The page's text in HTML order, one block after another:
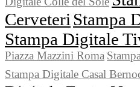
Cerveteri Stampa
Stampa Digitale
Piazza Mazzini Roma
Stampa Digitale Casal